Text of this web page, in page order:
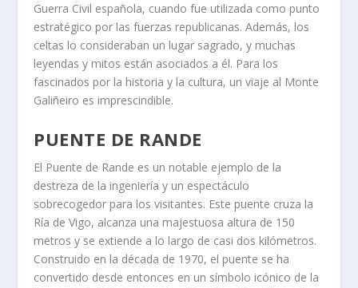
Guerra Civil española, cuando fue utilizada como punto
estratégico por las fuerzas republicanas. Además, los
celtas lo consideraban un lugar sagrado, y muchas
leyendas y mitos están asociados a él. Para los
fascinados por la historia y la cultura, un viaje al Monte
Galiñeiro es imprescindible.
PUENTE DE RANDE
El Puente de Rande es un notable ejemplo de la
destreza de la ingeniería y un espectáculo
sobrecogedor para los visitantes. Este puente cruza la
Ría de Vigo, alcanza una majestuosa altura de 150
metros y se extiende a lo largo de casi dos kilómetros.
Construido en la década de 1970, el puente se ha
convertido desde entonces en un símbolo icónico de la